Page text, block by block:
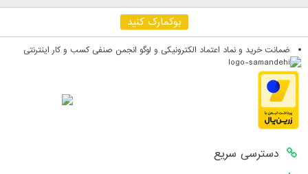
بوکمارک کنید
ضمانت خرید و نماد اعتماد الکترونیکی و لوگو انجمن صنفی کسب و کار اینترنتی
دسترسی سریع